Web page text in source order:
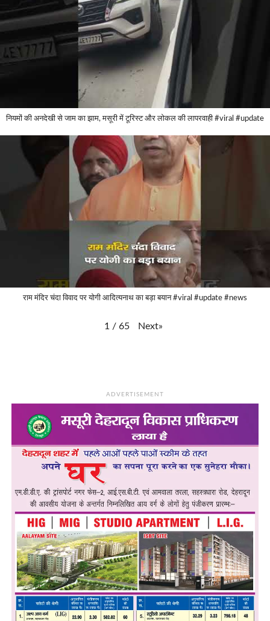
नियमों की अनदेखी से जाम का झाम, मसूरी में टूरिस्ट और लोकल की लापरवाही #viral #update
राम मंदिर चंदा विवाद पर योगी आदित्यनाथ का बड़ा बयान #viral #update #news
1 / 65 Next»
ADVERTISEMENT